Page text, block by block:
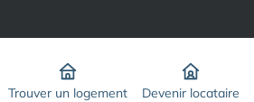
Trouver un logement Devenir locataire